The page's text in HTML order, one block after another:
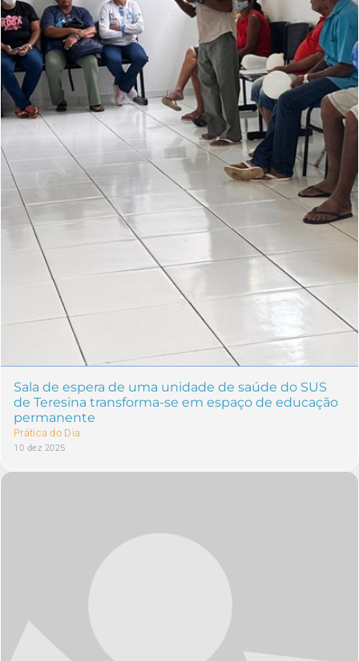
Sala de espera de uma unidade de saúde do SUS
de Teresina transforma-se em espaço de educação
permanente
Prática do Dia
10 dez 2025